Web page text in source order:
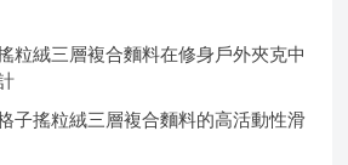
粒絨三層複合麵料在修身戶外夾克中
子搖粒絨三層複合麵料的高活動性滑